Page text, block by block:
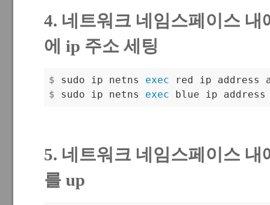
4. 네트워크 네임스페이스 내
에 ip 주소 세팅
$ sudo ip netns exec red ip address
$ sudo ip netns exec blue ip address
5. 네트워크 네임스페이스 내
를 up